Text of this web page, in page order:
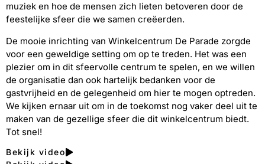
muziek en hoe de mensen zich lieten betoveren door de
feestelijke sfeer die we samen creëerden.
De mooie inrichting van Winkelcentrum De Parade zorgde
voor een geweldige setting om op te treden. Het was een
plezier om in dit sfeervolle centrum te spelen, en we willen
de organisatie dan ook hartelijk bedanken voor de
gastvrijheid en de gelegenheid om hier te mogen optreden.
We kijken ernaar uit om in de toekomst nog vaker deel uit te
maken van de gezellige sfeer die dit winkelcentrum biedt.
Tot snel!
Bekijk video